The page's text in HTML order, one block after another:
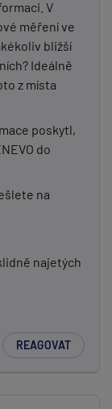
V
měření ve
bližší
Ideálně
z místa
poskytl,
do
na
najetých
REAGOVAT